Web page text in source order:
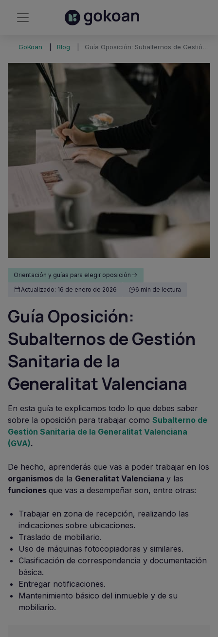
GoKoan Blog Guía Oposición: Subalternos de Gestión Sanitaria de la Generalitat Valenciana
Orientación y guías para elegir oposición
Actualizado: 16 de enero de 2026
6 min de lectura
Guía Oposición:
Subalternos de Gestión
Sanitaria de la
Generalitat Valenciana
En esta guía te explicamos todo lo que debes saber
sobre la oposición para trabajar como Subalterno de
Gestión Sanitaria de la Generalitat Valenciana
(GVA).
De hecho, aprenderás que vas a poder trabajar en los
organismos de la Generalitat Valenciana y las
funciones que vas a desempeñar son, entre otras:
Trabajar en zona de recepción, realizando las
indicaciones sobre ubicaciones.
Traslado de mobiliario.
Uso de máquinas fotocopiadoras y similares.
Clasificación de correspondencia y documentación
básica.
Entregar notificaciones.
Mantenimiento básico del inmueble y de su
mobiliario.